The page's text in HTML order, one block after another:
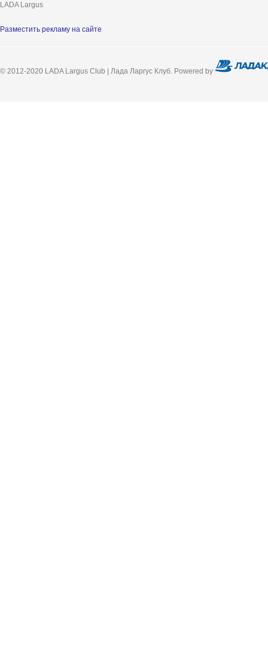
LADA Largus
Разместить рекламу на сайте
© 2012-2020 LADA Largus Club | Лада Ларгус Клуб. Powered by